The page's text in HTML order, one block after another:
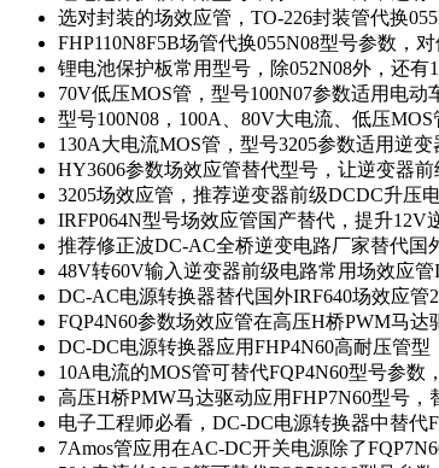
选对封装的场效应管，TO-226封装管代换
FHP110N8F5B场管代换055N08型号参数，
锂电池保护板常用型号，除052N08外，还有
70V低压MOS管，型号100N07参数适用电动
型号100N08，100A、80V大电流、低压MOS
130A大电流MOS管，型号3205参数适用逆变
HY3606参数场效应管替代型号，让逆变器前
3205场效应管，推荐逆变器前级DCDC升压
IRFP064N型号场效应管国产替代，提升12V
推荐修正波DC-AC全桥逆变电路厂家替代国
48V转60V输入逆变器前级电路常用场效应管
DC-AC电源转换器替代国外IRF640场效应管
FQP4N60参数场效应管在高压H桥PWM马达
DC-DC电源转换器应用FHP4N60高耐压管型
10A电流的MOS管可替代FQP4N60型号参数
高压H桥PMW马达驱动应用FHP7N60型号，
电子工程师必看，DC-DC电源转换器中替代
7Amos管应用在AC-DC开关电源除了